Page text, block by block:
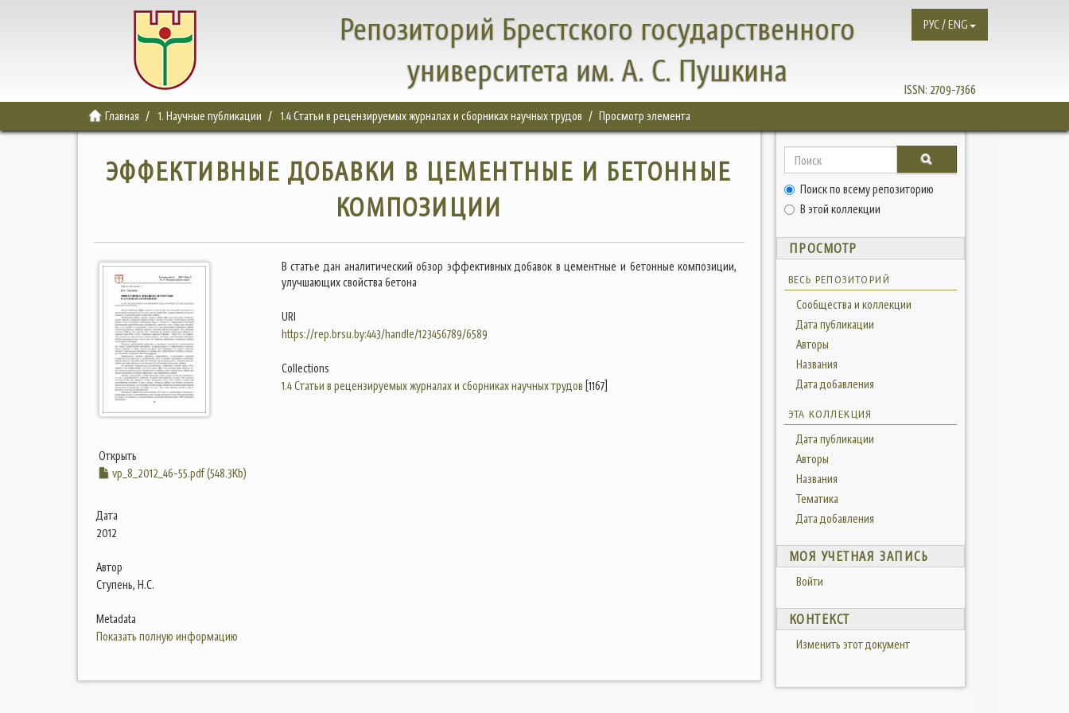
Репозиторий Брестского государственного
университета им. А. С. Пушкина
ISSN: 2709-7366
РУС / ENG
Главная 1. Научные публикации 1.4 Статьи в рецензируемых журналах и сборниках научных трудов Просмотр элемента
ЭФФЕКТИВНЫЕ ДОБАВКИ В ЦЕМЕНТНЫЕ И БЕТОННЫЕ
КОМПОЗИЦИИ
Открыть
vp_8_2012_46-55.pdf (548.3Kb)
Дата
2012
Автор
Ступень, Н.С.
Metadata
Показать полную информацию
В статье дан аналитический обзор эффективных добавок в цементные и бетонные композиции,
улучшающих свойства бетона
URI
https://rep.brsu.by:443/handle/123456789/6589
Collections
1.4 Статьи в рецензируемых журналах и сборниках научных трудов [1167]
Поиск по всему репозиторию
В этой коллекции
ПРОСМОТР
ВЕСЬ РЕПОЗИТОРИЙ
Сообщества и коллекции
Дата публикации
Авторы
Названия
Дата добавления
ЭТА КОЛЛЕКЦИЯ
Дата публикации
Авторы
Названия
Тематика
Дата добавления
МОЯ УЧЕТНАЯ ЗАПИСЬ
Войти
КОНТЕКСТ
Изменить этот документ